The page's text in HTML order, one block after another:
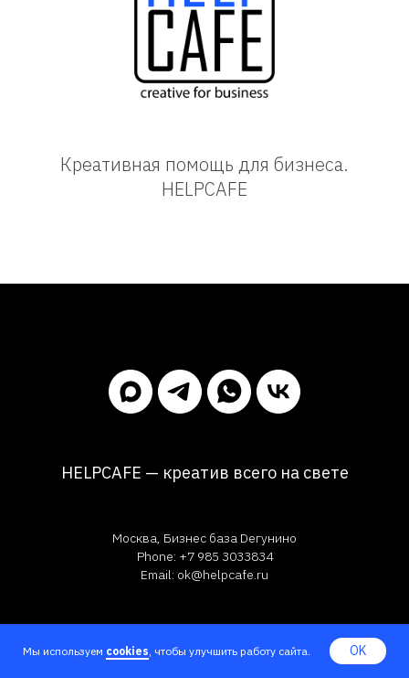
Креативная помощь для бизнеса.
HELPCAFE
Мы используем cookies , чтобы улучшить работу сайта. OK
HELPCAFE — креатив всего на свете
Москва, Бизнес база Dегунино
Phone: +7 985 3033834
Email: ok@helpcafe.ru
HELPCAFE 2026© All Rights Reserved.Политика конфиденциальности